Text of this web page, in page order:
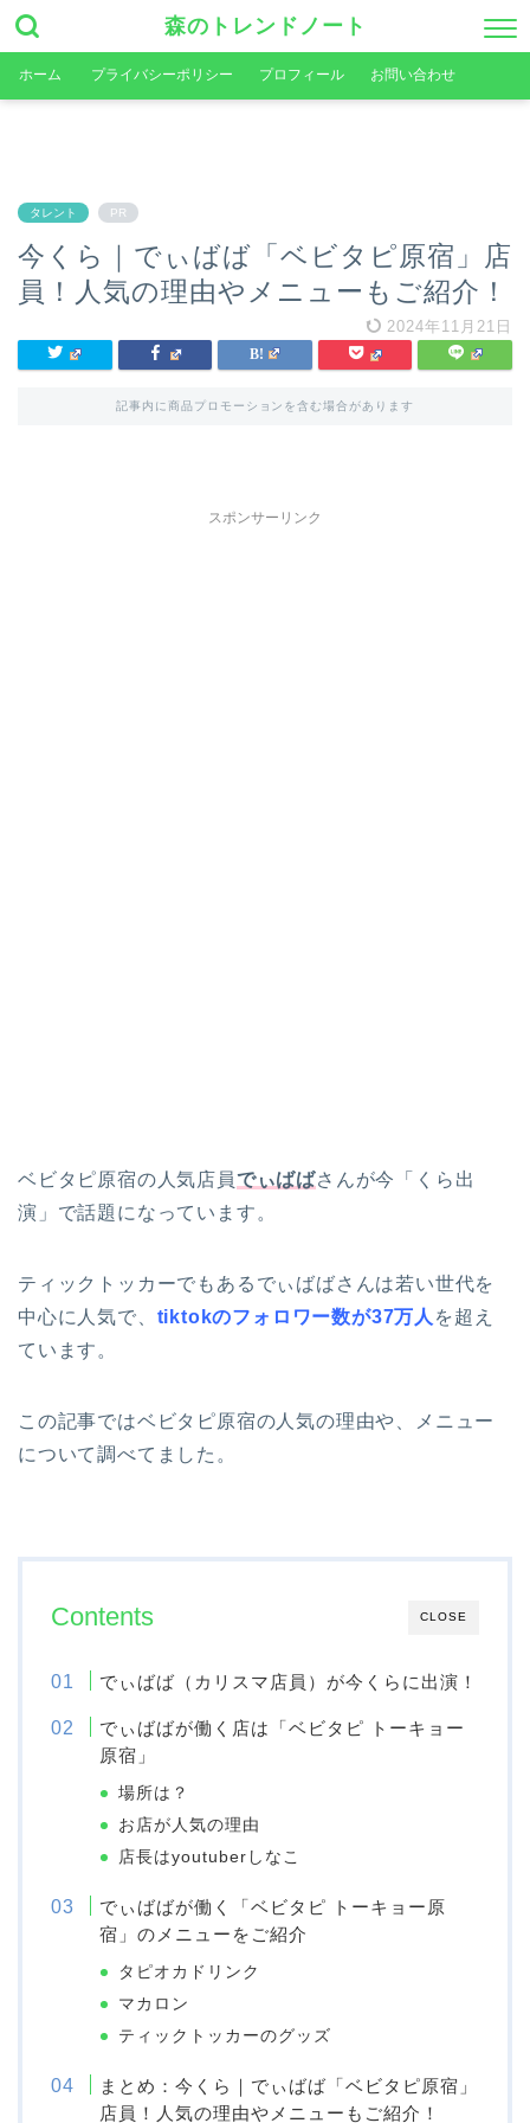
森のトレンドノート
ホーム プライバシーポリシー プロフィール お問い合わせ
タレント PR
今くら｜でぃばば「ベビタピ原宿」店
員！人気の理由やメニューもご紹介！
2024年11月21日
記事内に商品プロモーションを含む場合があります
スポンサーリンク
ベビタピ原宿の人気店員でぃばばさんが今「くら出
演」で話題になっています。
ティックトッカーでもあるでぃばばさんは若い世代を
中心に人気で、 tiktokのフォロワー数が37万人 を超え
ています。
この記事ではベビタピ原宿の人気の理由や、メニュー
について調べてました。
CLOSE
Contents
でぃばば（カリスマ店員）が今くらに出演！
でぃばばが働く店は「ベビタピ トーキョー
原宿」
場所は？
お店が人気の理由
店長はyoutuberしなこ
でぃばばが働く「ベビタピ トーキョー原
宿」のメニューをご紹介
タピオカドリンク
マカロン
ティックトッカーのグッズ
まとめ：今くら｜でぃばば「ベビタピ原宿」
店員！人気の理由やメニューもご紹介！